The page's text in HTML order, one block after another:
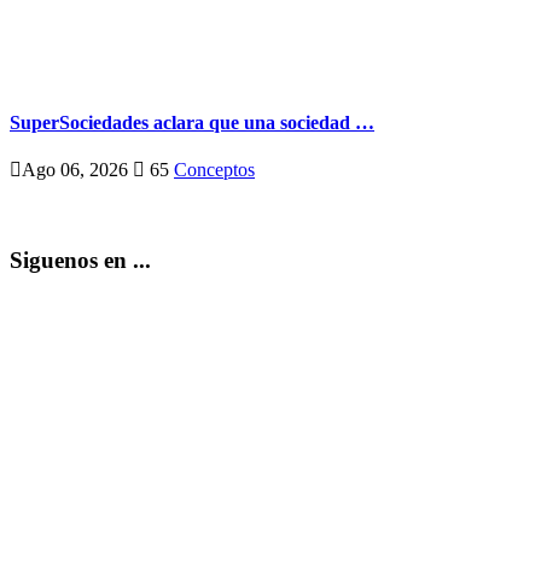
SuperSociedades aclara que una sociedad …
Ago 06, 2026 65 Conceptos
Siguenos en ...